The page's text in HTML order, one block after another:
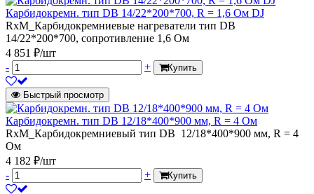
Карбидокремн. тип DB 14/22*200*700, R = 1,6 Ом DJ
RxM_Карбидокремниевые нагреватели тип DB
14/22*200*700, сопротивление 1,6 Ом
4 851 ₽/шт
-
+ Купить
Быстрый просмотр
Карбидокремн. тип DB 12/18*400*900 мм, R = 4 Ом
RxM_Карбидокремниевый тип DB 12/18*400*900 мм, R = 4
Ом
4 182 ₽/шт
-
+ Купить